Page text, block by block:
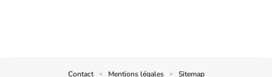
Contact Mentions légales Sitemap